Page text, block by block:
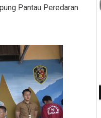
Pantau Peredaran